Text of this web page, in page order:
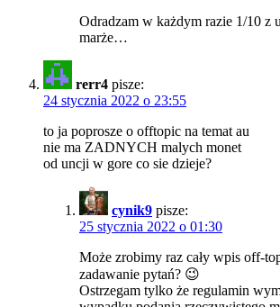
Odradzam w każdym razie 1/10 z
marże…
rerr4 pisze:
24 stycznia 2022 o 23:55
to ja poprosze o offtopic na temat au
nie ma ZADNYCH malych monet
od uncji w gore co sie dzieje?
cynik9 pisze:
25 stycznia 2022 o 01:30
Może zrobimy raz cały wpis off-
zadawanie pytań? 😉
Ostrzegam tylko że regulamin